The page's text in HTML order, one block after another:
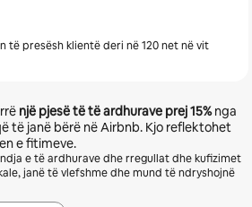
të presësh klientë deri në 120 net në vit
një pjesë të të ardhurave prej15%nga
të janë bërë në Airbnb. Kjo reflektohet
e fitimeve.
e të ardhurave dhe rregullat dhe kufizimet
janë të vlefshme dhe mund të ndryshojnë